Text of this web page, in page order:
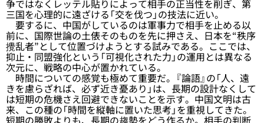
争ではなくレッテル貼りによって相手の正当性を削ぎ、第
三国を心理的に遠ざける「交を伐つ」の技法に近い。
要するに、中国がしているのは軍事力で相手を止める以
前に、国際世論の土俵そのものを先に押さえ、日本を“秩序
攪乱者”として位置づけようとする試みである。ここでは、
抑止・同盟強化という「可視化された力」の運用とは異なる
次元に、戦略の中心が置かれている。
時間についての感覚も極めて重要だ。『論語』の「人、遠
きを慮らざれば、必ず近き憂あり」は、長期の設計なくして
は短期の危機さえ回避できないことを示す。中国文明は古
来、この種の「時間を縦軸に置いた思考」を重視してきた。
短期の勝敗よりも、長期の趨勢をどう作るか。相手の判断